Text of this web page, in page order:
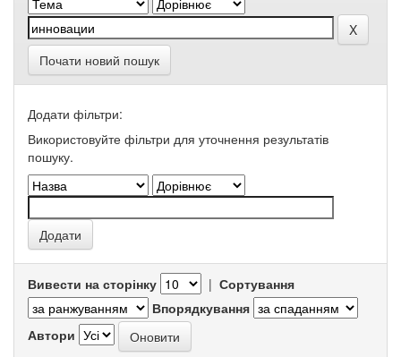
Почати новий пошук
Додати фільтри:
Використовуйте фільтри для уточнення результатів
пошуку.
Вивести на сторінку | Сортування
Впорядкування
Автори